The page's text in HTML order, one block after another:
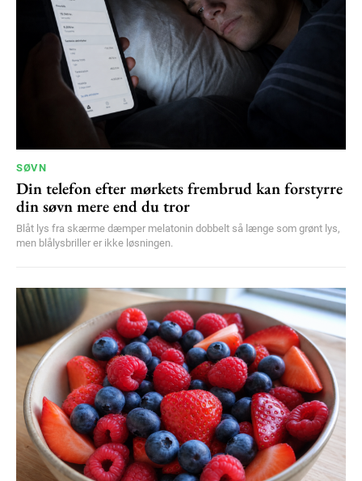
SØVN
Din telefon efter mørkets frembrud kan forstyrre
din søvn mere end du tror
Blåt lys fra skærme dæmper melatonin dobbelt så længe som grønt lys,
men blålysbriller er ikke løsningen.